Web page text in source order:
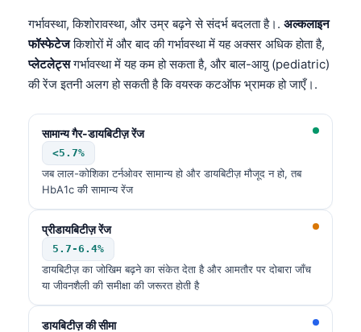
गर्भावस्था, किशोरावस्था, और उम्र बढ़ने से संदर्भ बदलता है।. अल्कलाइन
फॉस्फेटेजकिशोरों में और बाद की गर्भावस्था में यह अक्सर अधिक होता है,
प्लेटलेट्सगर्भावस्था में यह कम हो सकता है, और बाल-आयु (pediatric)
की रेंज इतनी अलग हो सकती है कि वयस्क कटऑफ भ्रामक हो जाएँ।.
सामान्य गैर-डायबिटीज़ रेंज
<5.7%
जब लाल-कोशिका टर्नओवर सामान्य हो और डायबिटीज़ मौजूद न हो, तब
HbA1c की सामान्य रेंज
प्रीडायबिटीज़ रेंज
5.7-6.4%
डायबिटीज़ का जोखिम बढ़ने का संकेत देता है और आमतौर पर दोबारा जाँच
या जीवनशैली की समीक्षा की जरूरत होती है
डायबिटीज़ की सीमा